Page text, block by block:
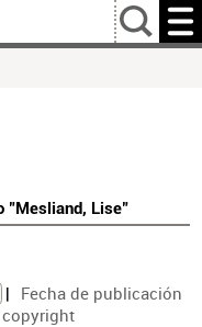
…
"Mesliand, Lise"
Fecha de publicación
copyright